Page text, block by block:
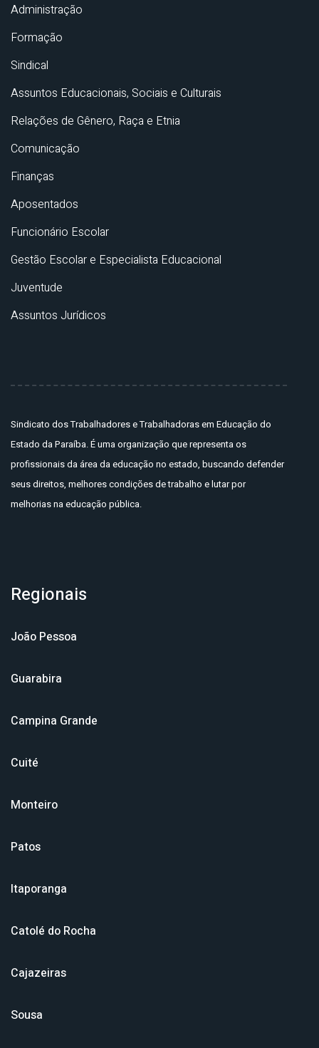
Administração
Formação
Sindical
Assuntos Educacionais, Sociais e Culturais
Relações de Gênero, Raça e Etnia
Comunicação
Finanças
Aposentados
Funcionário Escolar
Gestão Escolar e Especialista Educacional
Juventude
Assuntos Jurídicos
Sindicato dos Trabalhadores e Trabalhadoras em Educação do
Estado da Paraíba. É uma organização que representa os
profissionais da área da educação no estado, buscando defender
seus direitos, melhores condições de trabalho e lutar por
melhorias na educação pública.
Regionais
João Pessoa
Guarabira
Campina Grande
Cuité
Monteiro
Patos
Itaporanga
Catolé do Rocha
Cajazeiras
Sousa